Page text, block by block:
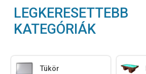
LEGKERESETTEBB
KATEGÓRIÁK
Tükör